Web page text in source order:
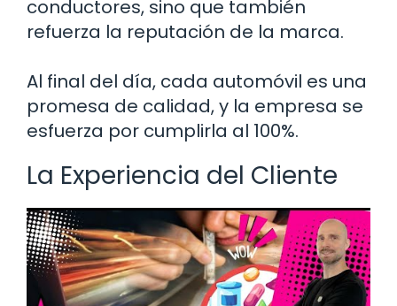
conductores, sino que también
refuerza la reputación de la marca.
Al final del día, cada automóvil es una
promesa de calidad, y la empresa se
esfuerza por cumplirla al 100%.
La Experiencia del Cliente